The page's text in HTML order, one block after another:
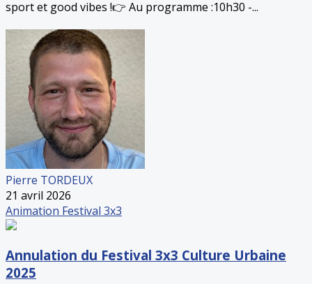
sport et good vibes !👉 Au programme :10h30 -...
Pierre TORDEUX
21 avril 2026
Animation Festival 3x3
Annulation du Festival 3x3 Culture Urbaine
2025